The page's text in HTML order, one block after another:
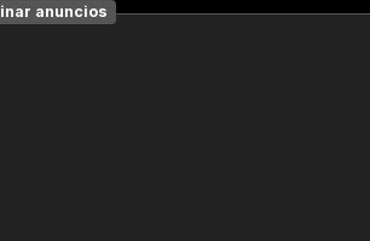
Fotos
anuncios